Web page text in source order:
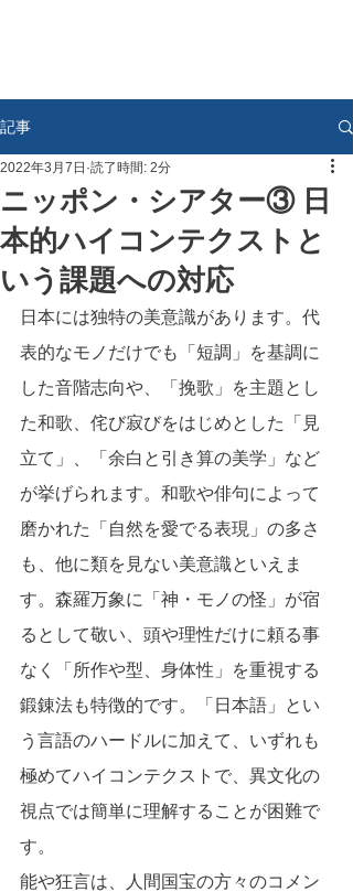
記事
ニッポン・シアター③ 日
本的ハイコンテクストと
いう課題への対応
2022年3月7日 読了時間: 2分
日本には独特の美意識があります。代
表的なモノだけでも「短調」を基調に
した音階志向や、「挽歌」を主題とし
た和歌、侘び寂びをはじめとした「見
立て」、「余白と引き算の美学」など
が挙げられます。和歌や俳句によって
磨かれた「自然を愛でる表現」の多さ
も、他に類を見ない美意識といえま
す。森羅万象に「神・モノの怪」が宿
るとして敬い、頭や理性だけに頼る事
なく「所作や型、身体性」を重視する
鍛錬法も特徴的です。「日本語」とい
う言語のハードルに加えて、いずれも
極めてハイコンテクストで、異文化の
視点では簡単に理解することが困難で
す。
能や狂言は、人間国宝の方々のコメン